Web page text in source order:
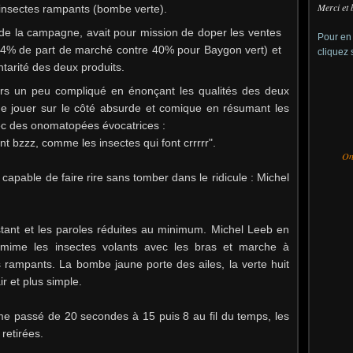
rampants (bombe verte).
la campagne, avait pour mission de doper les ventes
de part de marché contre 40% pour Baygon vert) et
des deux produits.
un peu compliqué en énonçant les qualités des deux
jouer sur le côté absurde et comique en résumant les
des onomatopées évocatrices :
bzzz, comme les insectes qui font crrrrr".
de faire rire sans tomber dans le ridicule : Michel
et les paroles réduites au minimum. Michel Leeb en
les insectes volants avec les bras et marche à
La bombe jaune porte des ailes, la verte huit
et plus simple.
passé de 20 secondes à 15 puis 8 au fil du temps, les
Merci et
Pour
cliquez